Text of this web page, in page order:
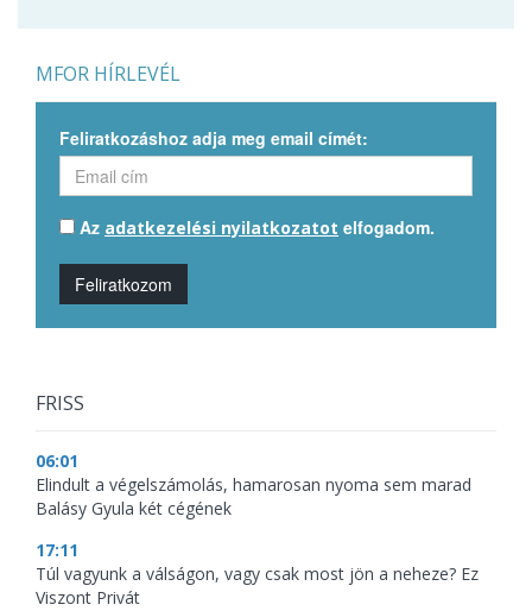
MFOR HÍRLEVÉL
Feliratkozáshoz adja meg email címét:
Az adatkezelési nyilatkozatot elfogadom.
Feliratkozom
FRISS
06:01
Elindult a végelszámolás, hamarosan nyoma sem marad
Balásy Gyula két cégének
17:11
Túl vagyunk a válságon, vagy csak most jön a neheze? Ez
Viszont Privát